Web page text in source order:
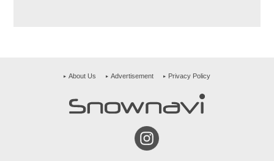
About Us Advertisement Privacy Policy